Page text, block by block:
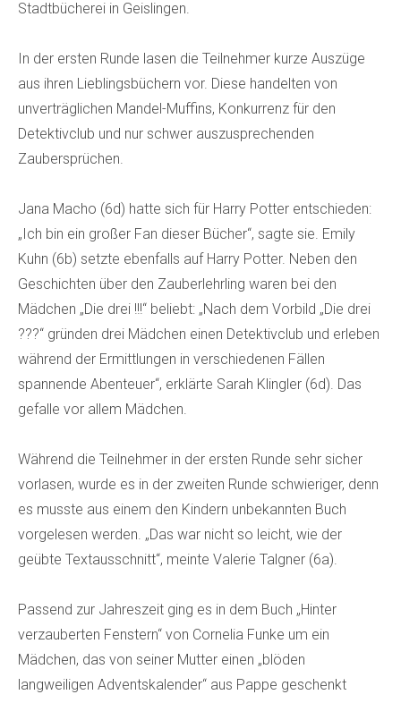
Stadtbücherei in Geislingen.
In der ersten Runde lasen die Teilnehmer kurze Auszüge
aus ihren Lieblingsbüchern vor. Diese handelten von
unverträglichen Mandel-Muffins, Konkurrenz für den
Detektivclub und nur schwer auszusprechenden
Zaubersprüchen.
Jana Macho (6d) hatte sich für Harry Potter entschieden:
„Ich bin ein großer Fan dieser Bücher“, sagte sie. Emily
Kuhn (6b) setzte ebenfalls auf Harry Potter. Neben den
Geschichten über den Zauberlehrling waren bei den
Mädchen „Die drei !!!“ beliebt: „Nach dem Vorbild „Die drei
???“ gründen drei Mädchen einen Detektivclub und erleben
während der Ermittlungen in verschiedenen Fällen
spannende Abenteuer“, erklärte Sarah Klingler (6d). Das
gefalle vor allem Mädchen.
Während die Teilnehmer in der ersten Runde sehr sicher
vorlasen, wurde es in der zweiten Runde schwieriger, denn
es musste aus einem den Kindern unbekannten Buch
vorgelesen werden. „Das war nicht so leicht, wie der
geübte Textausschnitt“, meinte Valerie Talgner (6a).
Passend zur Jahreszeit ging es in dem Buch „Hinter
verzauberten Fenstern“ von Cornelia Funke um ein
Mädchen, das von seiner Mutter einen „blöden
langweiligen Adventskalender“ aus Pappe geschenkt